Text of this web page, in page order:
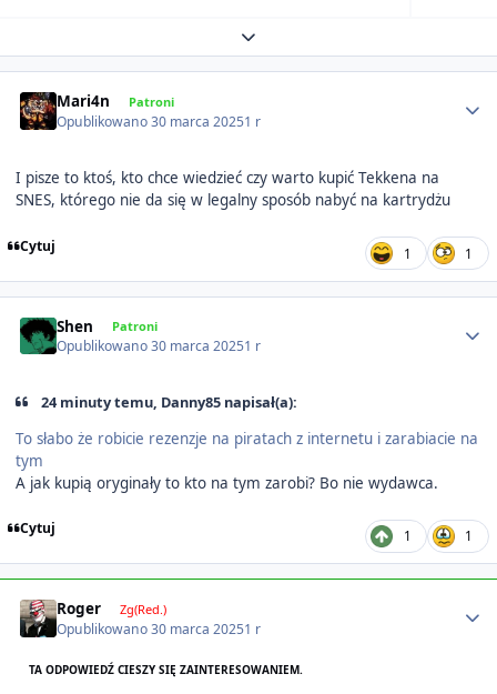
Expand topic overview
Mari4n Patroni
Opublikowano30 marca 20251 r
I pisze to ktoś, kto chce wiedzieć czy warto kupić Tekkena na
SNES, którego nie da się w legalny sposób nabyć na kartrydżu
Cytuj 1 1
Shen Patroni
Opublikowano30 marca 20251 r
24 minuty temu, Danny85 napisał(a):
To słabo że robicie rezenzje na piratach z internetu i zarabiacie na
tym
A jak kupią oryginały to kto na tym zarobi? Bo nie wydawca.
Cytuj 1 1
Roger Zg(Red.)
Opublikowano30 marca 20251 r
TA ODPOWIEDŹ CIESZY SIĘ ZAINTERESOWANIEM.